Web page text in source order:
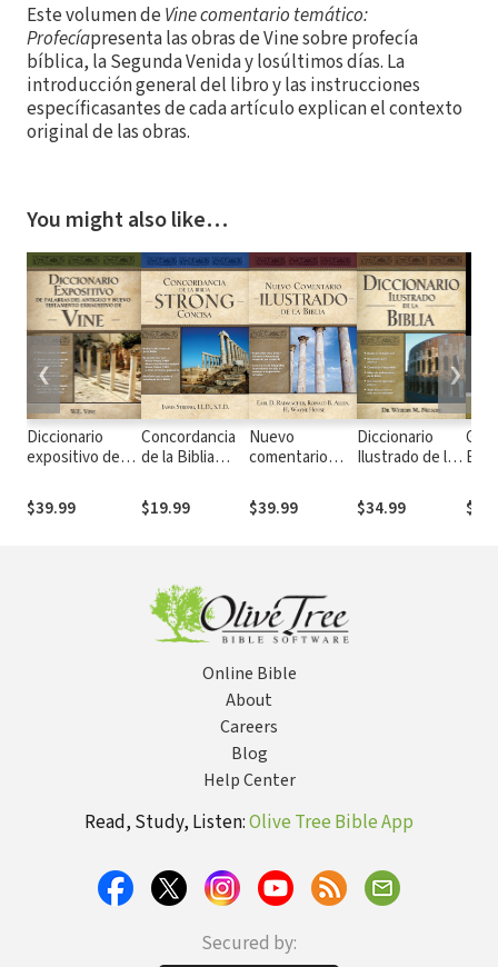
Este volumen de Vinecomentario temático:
Profecíapresenta las obras de Vine sobre profecía
bíblica, la Segunda Venida y losúltimos días. La
introducción general del libro y las instrucciones
específicasantes de cada artículo explican el contexto
original de las obras.
You might also like…
Diccionario
expositivo de
Antiguo y
Nuevo
$39.99
Concordancia
de la Biblia
$19.99
Nuevo
comentario
Biblia
$39.99
Diccionario
Ilustrado de la
$34.99
❮ ❯
Online Bible
About
Careers
Blog
Help Center
Read, Study, Listen:Olive Tree Bible App
Secured by: